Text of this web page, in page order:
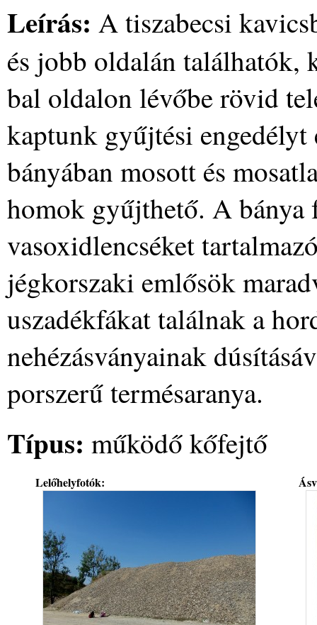
Leírás: A tiszabecsi
és jobb oldalán találhatók,
bal oldalon lévőbe rövid
kaptunk gyűjtési engedélyt
bányában mosott és
homok gyűjthető. A bánya
vasoxidlencséket
jégkorszaki emlősök
uszadékfákat találnak a
nehézásványainak
porszerű termésaranya.
Típus: működő kőfejtő
Lelőhelyfotók: